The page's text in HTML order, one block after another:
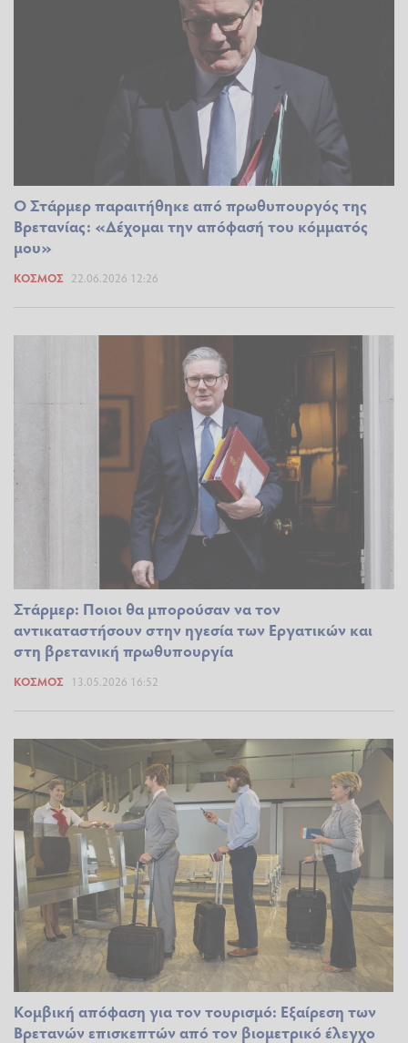
Ο Στάρμερ παραιτήθηκε από πρωθυπουργός της
Βρετανίας: «Δέχομαι την απόφασή του κόμματός
μου»
ΚΌΣΜΟΣ 22.06.2026 12:26
Στάρμερ: Ποιοι θα μπορούσαν να τον
αντικαταστήσουν στην ηγεσία των Εργατικών και
στη βρετανική πρωθυπουργία
ΚΌΣΜΟΣ 13.05.2026 16:52
Κομβική απόφαση για τον τουρισμό: Εξαίρεση των
Βρετανών επισκεπτών από τον βιομετρικό έλεγχο